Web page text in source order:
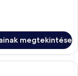
megtekintése
amelyben két külön ágy,